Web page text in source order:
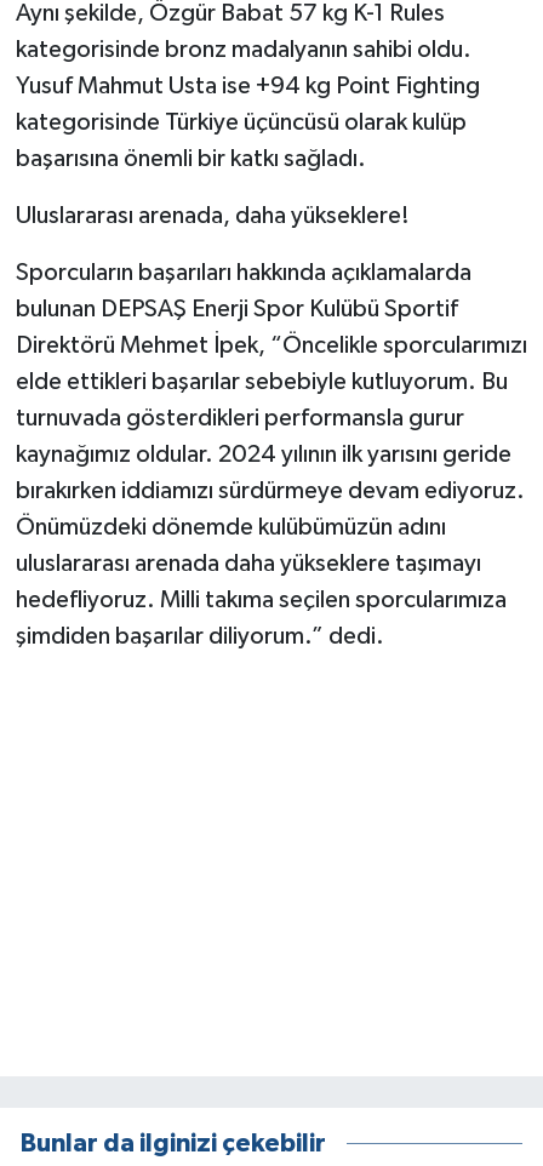
Aynı şekilde, Özgür Babat 57 kg K-1 Rules
kategorisinde bronz madalyanın sahibi oldu.
Yusuf Mahmut Usta ise +94 kg Point Fighting
kategorisinde Türkiye üçüncüsü olarak kulüp
başarısına önemli bir katkı sağladı.
Uluslararası arenada, daha yükseklere!
Sporcuların başarıları hakkında açıklamalarda
bulunan DEPSAŞ Enerji Spor Kulübü Sportif
Direktörü Mehmet İpek, “Öncelikle sporcularımızı
elde ettikleri başarılar sebebiyle kutluyorum. Bu
turnuvada gösterdikleri performansla gurur
kaynağımız oldular. 2024 yılının ilk yarısını geride
bırakırken iddiamızı sürdürmeye devam ediyoruz.
Önümüzdeki dönemde kulübümüzün adını
uluslararası arenada daha yükseklere taşımayı
hedefliyoruz. Milli takıma seçilen sporcularımıza
şimdiden başarılar diliyorum.” dedi.
Bunlar da ilginizi çekebilir